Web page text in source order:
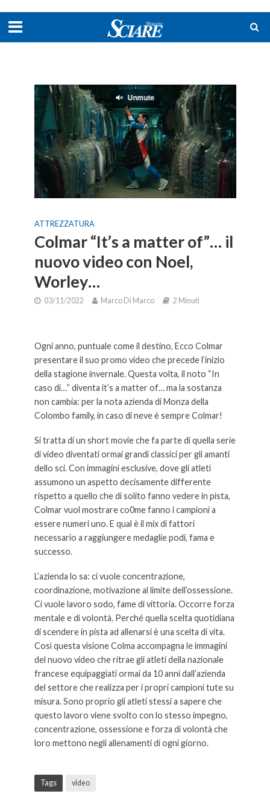
ATTREZZATURA
Colmar “It’s a matter of”… il
nuovo video con Noel,
Worley…
03/11/2022 Marco Di Marco 2 Minuti
Ogni anno, puntuale come il destino, Ecco Colmar
presentare il suo promo video che precede l’inizio
della stagione invernale. Questa volta, il noto “In
caso di…” diventa it’s a matter of… ma la sostanza
non cambia: per la nota azienda di Monza della
Colombo family, in caso di neve è sempre Colmar!
Si tratta di un short movie che fa parte di quella serie
di video diventati ormai grandi classici per gli amanti
dello sci. Con immagini esclusive, dove gli atleti
assumono un aspetto decisamente differente
rispetto a quello che di solito fanno vedere in pista,
Colmar vuol mostrare co0me fanno i campioni a
essere numeri uno. E qual è il mix di fattori
necessario a raggiungere medaglie podi, fama e
successo.
L’azienda lo sa: ci vuole concentrazione,
coordinazione, motivazione al limite dell’ossessione.
Ci vuole lavoro sodo, fame di vittoria. Occorre forza
mentale e di volontà. Perché quella scelta quotidiana
di scendere in pista ad allenarsi è una scelta di vita.
Così questa visione Colma accompagna le immagini
del nuovo video che ritrae gli atleti della nazionale
francese equipaggiati ormai da 10 anni dall’azienda
del settore che realizza per i propri campioni tute su
misura. Sono proprio gli atleti stessi a sapere che
questo lavoro viene svolto con lo stesso impegno,
concentrazione, ossessione e forza di volontà che
loro mettono negli allenamenti di ogni giorno.
Tags video